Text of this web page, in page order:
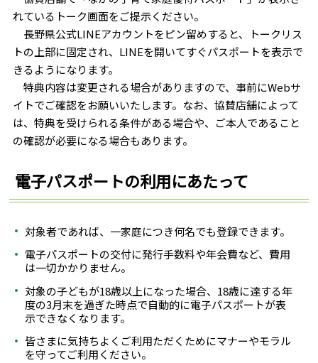
れているトーク画面をご提示ください。
長野県公式LINEアカウントをピン留めすると、トークリス
トの上部に固定され、LINEを開いてすぐパスポートを表示で
きるようになります。
特典内容は変更される場合がありますので、事前にWebサ
イトでご確認をお願いいたします。なお、協賛店舗によって
は、特典を受けられる条件がある場合や、ご本人であること
の確認が必要になる場合もあります。
電子パスポートの利用にあたって
対象者であれば、一家庭につき何名でも登録できます。
電子パスポートの交付に発行手数料や年会費など、費用
は一切かかりません。
対象の子どもが18歳以上になった場合、18歳に達する年
度の3月末を過ぎた時点で自動的に電子パスポートが表
示できなくなります。
皆さまに気持ちよくご利用ただくためにマナーやモラル
を守ってご利用ください。